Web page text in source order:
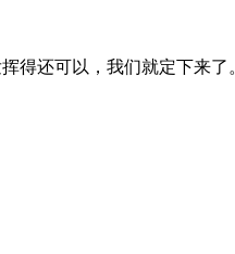
得还可以，我们就定下来了